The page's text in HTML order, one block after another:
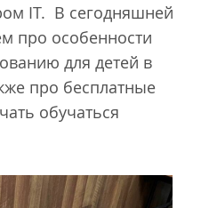
IT. В сегодняшней
про особенности
для детей в
про бесплатные
обучаться